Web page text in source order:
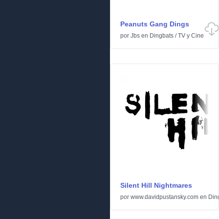
Peanuts Gang Dings
por Jbs en Dingbats /TV y Cine
Silent Hill Nightmares
por www.davidpustansky.com en